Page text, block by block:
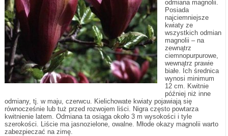
odmiana magnolii.
Posiada
najciemniejsze
kwiaty ze
wszystkich odmian
magnolii – na
zewnątrz
ciemnopurpurowe,
wewnątrz prawie
białe. Ich średnica
wynosi minimum
12 cm. Kwitnie
później niż inne
odmiany, tj. w maju, czerwcu. Kielichowate kwiaty pojawiają się
równocześnie lub tuż przed rozwojem liści. Nigra często powtarza
kwitnienie latem. Odmiana ta osiąga około 3 m wysokości i tyle
szerokości. Liście ma jasnozielone, owalne. Młode okazy magnolii warto
zabezpieczać na zimę.